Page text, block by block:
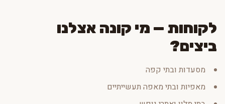
לקוחות — מי קונה אצלנו
ביצים?
מסעדות ובתי קפה
מאפיות ובתי מאפה תעשייתיים